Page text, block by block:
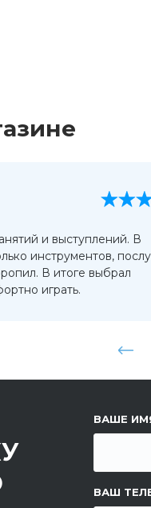
и выступлений. В
инструментов,
В итоге выбрал
играть.
ВАШЕ
ВАШ
ССЫЛКА